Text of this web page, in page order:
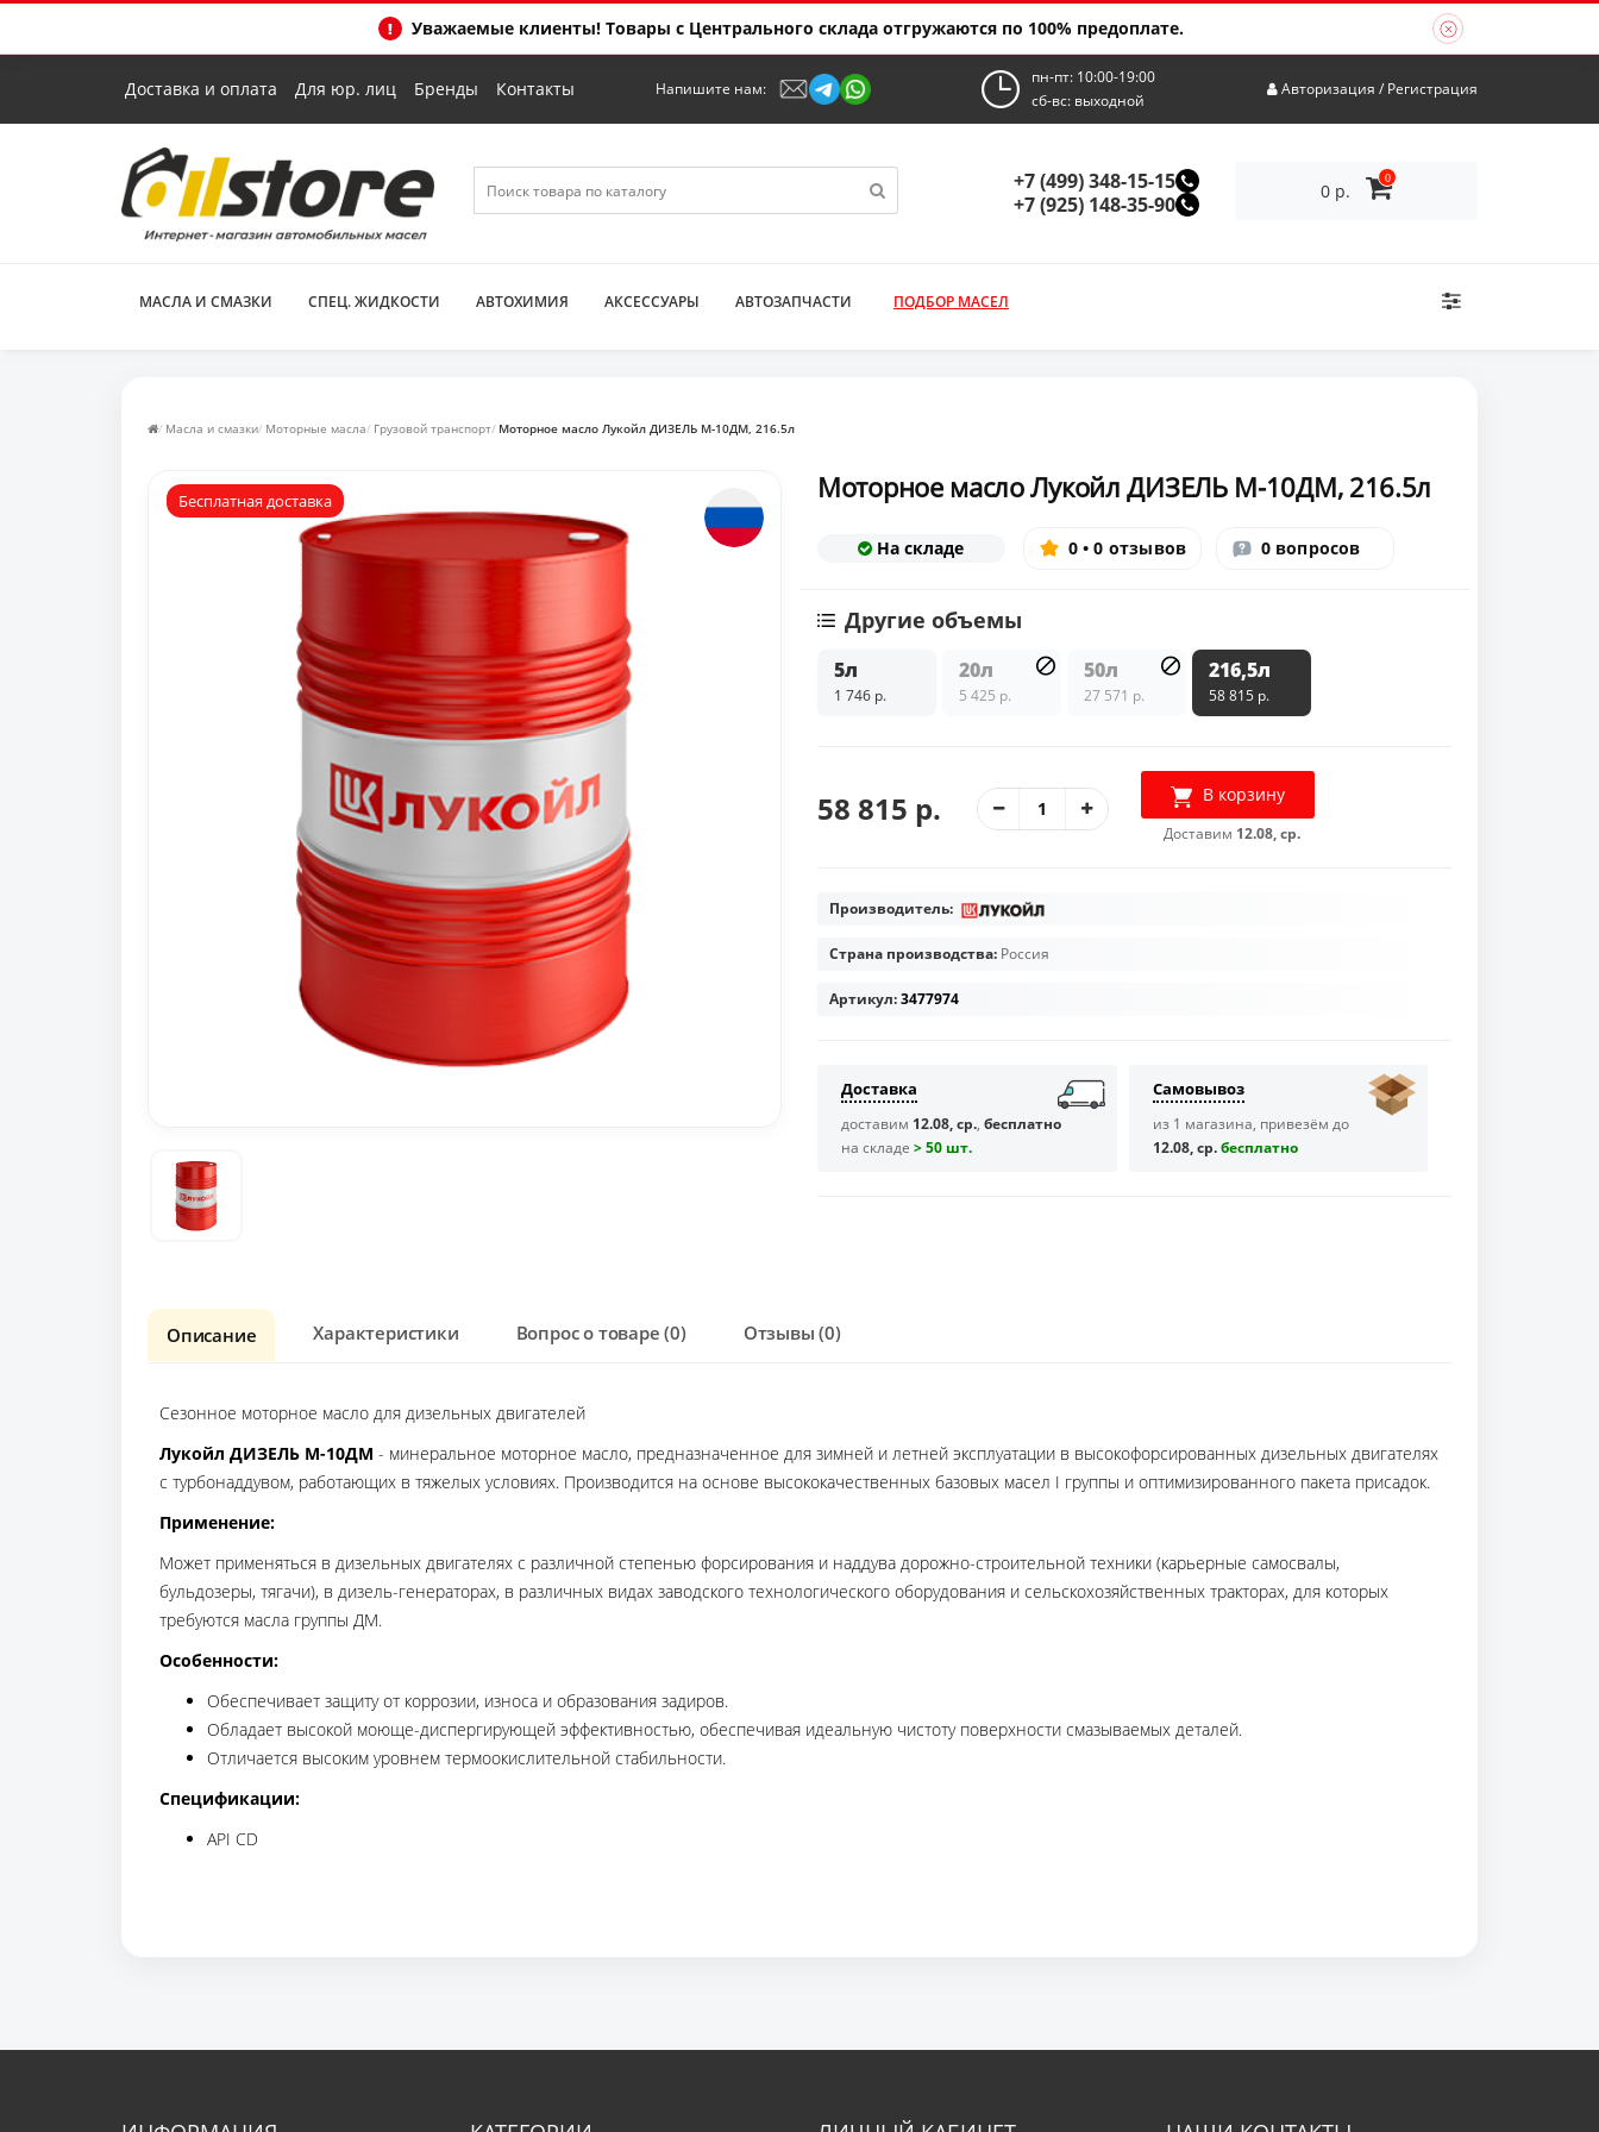
Уважаемые клиенты! Товары с Центрального склада отгружаются по 100% предоплате.
Доставка и оплата Для юр. лиц Бренды Контакты Напишите нам:
пн-пт: 10:00-19:00
сб-вс: выходной
Авторизация / Регистрация
+7 (499) 348-15-15
+7 (925) 148-35-90
0 р.
0
МАСЛА И СМАЗКИ СПЕЦ. ЖИДКОСТИ АВТОХИМИЯ АКСЕССУАРЫ АВТОЗАПЧАСТИ ПОДБОР МАСЕЛ
Масла и смазки Моторные масла Грузовой транспорт Моторное масло Лукойл ДИЗЕЛЬ М-10ДМ, 216.5л
Бесплатная доставка Моторное масло Лукойл ДИЗЕЛЬ М-10ДМ, 216.5л
На складе 0 • 0 отзывов 0 вопросов
Другие объемы
5л
1 746 р.
20л
5 425 р.
50л
27 571 р.
216,5л
58 815 р.
58 815 р. В корзину
Доставим 12.08, ср.
Производитель:
Страна производства: Россия
Артикул:3477974
Доставка
доставим 12.08, ср., бесплатно
на складе > 50 шт.
Самовывоз
из 1 магазина, привезём до
12.08, ср.бесплaтно
Описание Характеристики Вопрос о товаре (0) Отзывы (0)
Сезонное моторное масло для дизельных двигателей
Лукойл ДИЗЕЛЬ М-10ДМ - минеральное моторное масло, предназначенное для зимней и летней эксплуатации в высокофорсированных дизельных двигателях
с турбонаддувом, работающих в тяжелых условиях. Производится на основе высококачественных базовых масел I группы и оптимизированного пакета присадок.
Применение:
Может применяться в дизельных двигателях с различной степенью форсирования и наддува дорожно-строительной техники (карьерные самосвалы,
бульдозеры, тягачи), в дизель-генераторах, в различных видах заводского технологического оборудования и сельскохозяйственных тракторах, для которых
требуются масла группы ДМ.
Особенности:
Обеспечивает защиту от коррозии, износа и образования задиров.
Обладает высокой моюще-диспергирующей эффективностью, обеспечивая идеальную чистоту поверхности смазываемых деталей.
Отличается высоким уровнем термоокислительной стабильности.
Спецификации:
API CD